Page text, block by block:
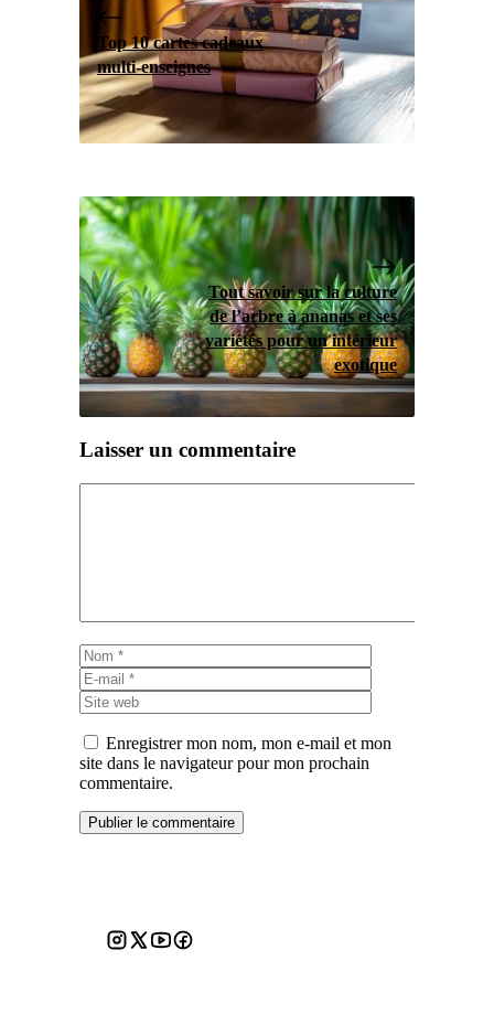
Top 10 cartes cadeaux
multi-enseignes
Tout savoir sur la culture
de l’arbre à ananas et ses
variétés pour un intérieur
exotique
Laisser un commentaire
Nom
mail
web
Enregistrer mon nom, mon e-mail et mon
site dans le navigateur pour mon prochain
commentaire.